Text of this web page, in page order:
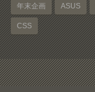
年末企画 ASUS
CSS